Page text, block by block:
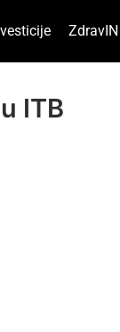
ZdravIN
ITB